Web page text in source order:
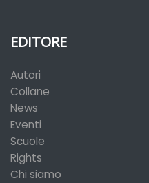
EDITORE
Autori
Collane
News
Eventi
Scuole
Rights
Chi siamo